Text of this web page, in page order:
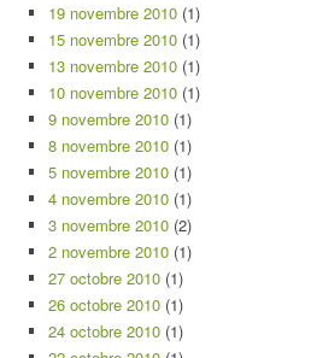
19 novembre 2010 (1)
15 novembre 2010 (1)
13 novembre 2010 (1)
10 novembre 2010 (1)
9 novembre 2010 (1)
8 novembre 2010 (1)
5 novembre 2010 (1)
4 novembre 2010 (1)
3 novembre 2010 (2)
2 novembre 2010 (1)
27 octobre 2010 (1)
26 octobre 2010 (1)
24 octobre 2010 (1)